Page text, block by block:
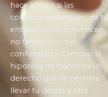
hace años o si las
condiciones actuales de tu
entidad no te convencen,
no tienes por qué
conformarte. Cambiar la
hipoteca de banco es un
derecho que te permite
llevar tu deuda a otra